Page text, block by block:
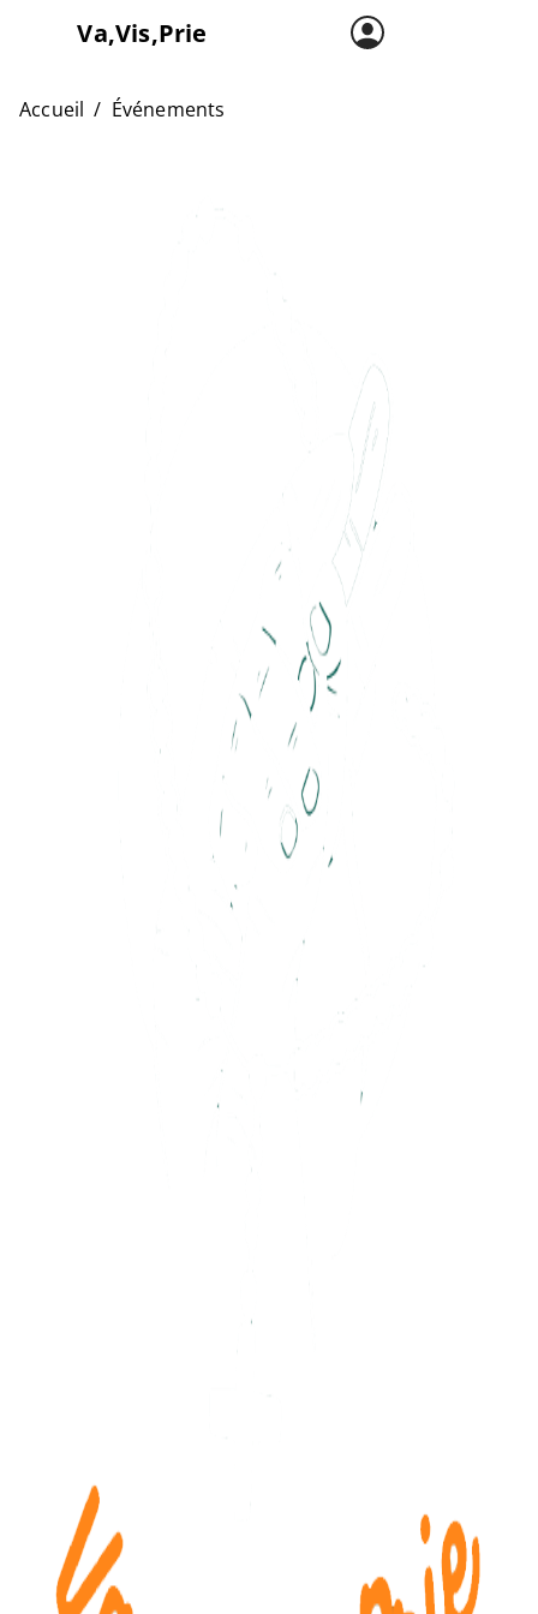
Va,Vis,Prie
Accueil
Carte
Accueil Événements